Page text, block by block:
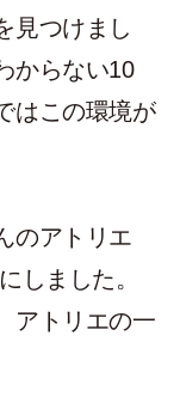
見つけまし
からない10
はこの環境が
のアトリエ
しました。
アトリエの一